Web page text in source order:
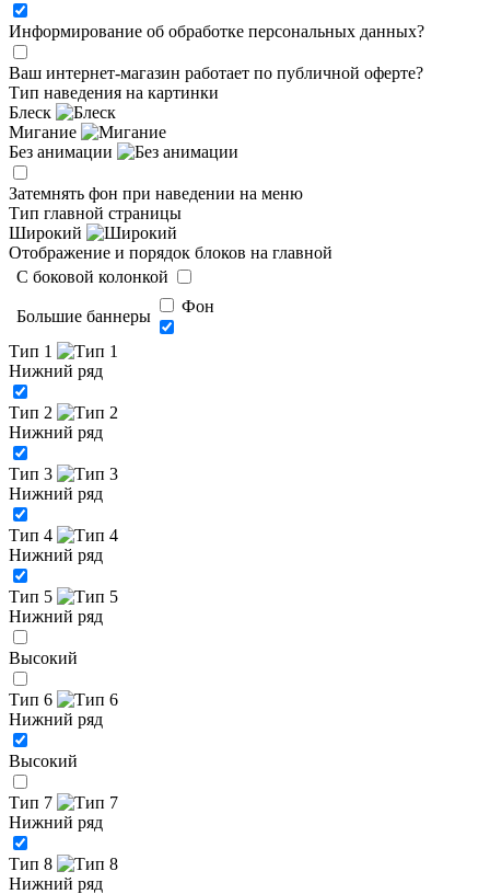
Информирование об обработке персональных данных?
Ваш интернет-магазин работает по публичной оферте?
Тип наведения на картинки
Блеск
Мигание
Без анимации
Затемнять фон при наведении на меню
Тип главной страницы
Широкий
Отображение и порядок блоков на главной
C боковой колонкой
Большие баннеры
Фон
Тип 1
Нижний ряд
Тип 2
Нижний ряд
Тип 3
Нижний ряд
Тип 4
Нижний ряд
Тип 5
Нижний ряд
Высокий
Тип 6
Нижний ряд
Высокий
Тип 7
Нижний ряд
Тип 8
Нижний ряд